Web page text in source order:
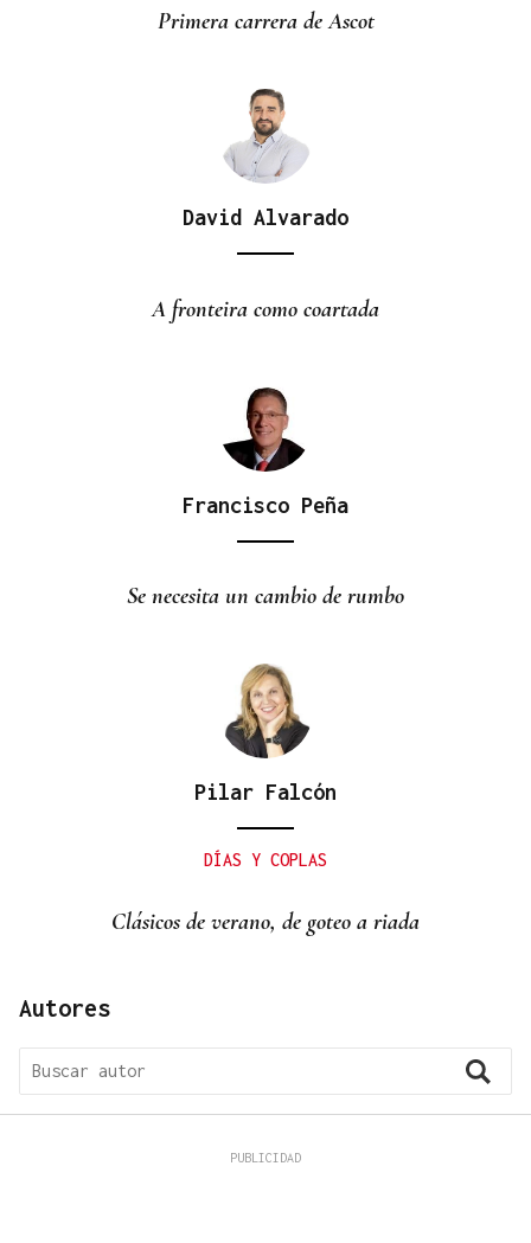
Primera carrera de Ascot
David Alvarado
A fronteira como coartada
Francisco Peña
Se necesita un cambio de rumbo
Pilar Falcón
DÍAS Y COPLAS
Clásicos de verano, de goteo a riada
Autores